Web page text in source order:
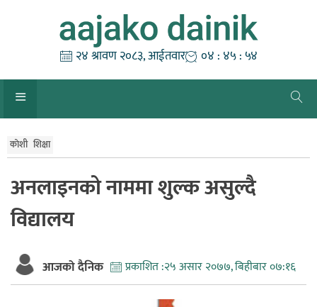
२४ श्रावण २०८३, आईतवार ०४ : ४५ : ५५
काेशी शिक्षा
अनलाइनको नाममा शुल्क असुल्दै
विद्यालय
आजको दैनिक प्रकाशित :२५ असार २०७७, बिहीबार ०७:१६